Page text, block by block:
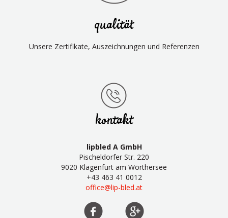
qualität
Unsere Zertifikate, Auszeichnungen und Referenzen
kontakt
lipbled A GmbH
Pischeldorfer Str. 220
9020 Klagenfurt am Wörthersee
+43 463 41 0012
office@lip-bled.at